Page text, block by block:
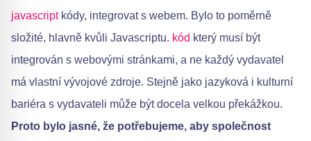
javascriptkódy, integrovat s webem. Bylo to poměrně
složité, hlavně kvůli Javascriptu. kód který musí být
integrován s webovými stránkami, a ne každý vydavatel
má vlastní vývojové zdroje. Stejně jako jazyková i kulturní
bariéra s vydavateli může být docela velkou překážkou.
Proto bylo jasné, že potřebujeme, aby společnost